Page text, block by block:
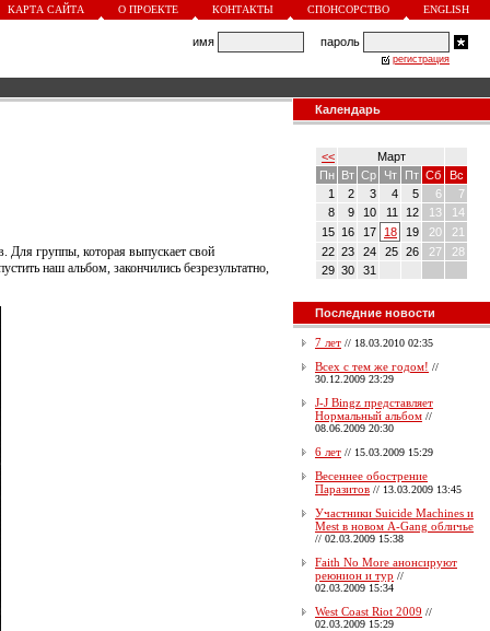
КАРТА САЙТА О ПРОЕКТЕ КОНТАКТЫ СПОНСОРСТВО ENGLISH
имя пароль
регистрация
Для группы, которая выпускает свой
наш альбом, закончились безрезультатно,
Календарь
<<
Март
Пн
Вт Ср Чт Пт Сб
Вс
1
2 3 4 5 6
7
8
9 10 11 12 13
14
15 16 17 18 19 20
21
22 23 24 25 26 27
28
29 30 31
Последние новости
7 лет // 18.03.2010 02:35
Всех с тем же годом! //
30.12.2009 23:29
J-J Bingz представляет
Нормальный альбом //
08.06.2009 20:30
6 лет // 15.03.2009 15:29
Весеннее обострение
Паразитов // 13.03.2009 13:45
Участники Suicide Machines и
Mest в новом A-Gang обличье
// 02.03.2009 15:38
Faith No More анонсируют
реюнион и тур //
02.03.2009 15:34
West Coast Riot 2009 //
02.03.2009 15:29